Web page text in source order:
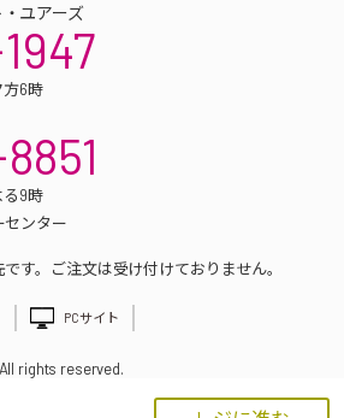
ユアーズ
方6時
る9時
センター
す。ご注文は受け付けておりません。
PCサイト
rights reserved.